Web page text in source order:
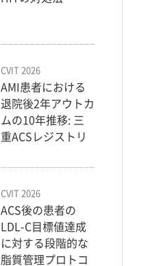
CVIT 2026
AMI患者における
退院後2年アウトカ
ムの10年推移: 三
重ACSレジストリ
CVIT 2026
ACS後の患者の
LDL-C目標値達成
に対する段階的な
脂質管理プロトコ